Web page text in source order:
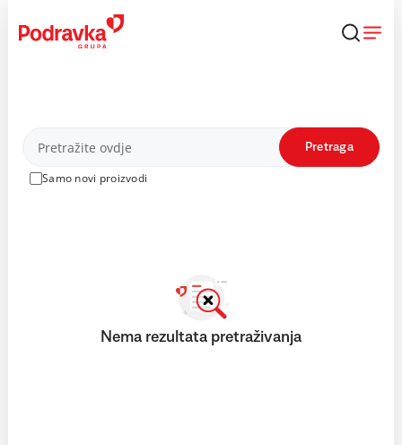
content
Proizvodi
Samo novi proizvodi
Pretraga
Nema rezultata pretraživanja